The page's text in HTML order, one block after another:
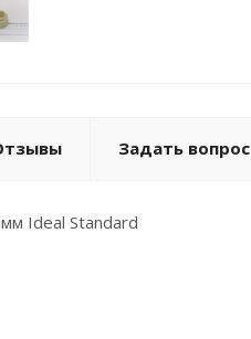
Задать вопрос
Ideal Standard